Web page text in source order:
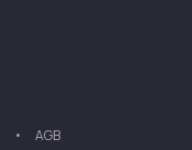
• AGB